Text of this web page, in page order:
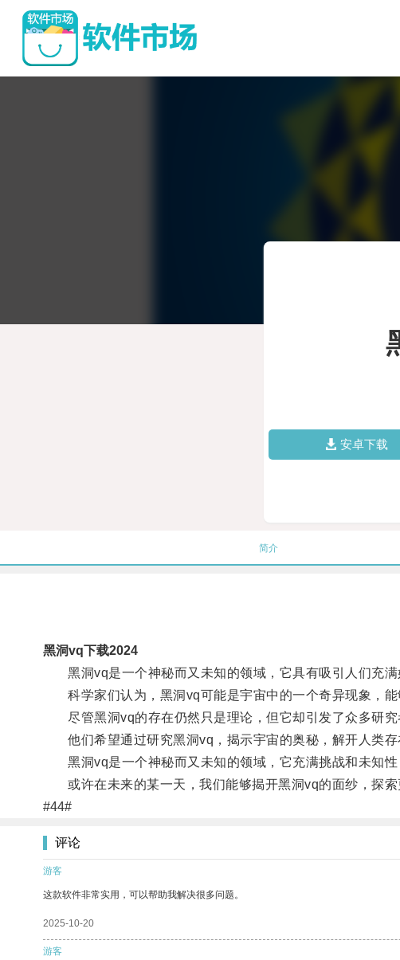
安卓下载
简介
黑洞vq下载2024
黑洞vq是一个神秘而又未知的领域，它具有吸引人们充满
科学家们认为，黑洞vq可能是宇宙中的一个奇异现象，能
尽管黑洞vq的存在仍然只是理论，但它却引发了众多研究
他们希望通过研究黑洞vq，揭示宇宙的奥秘，解开人类存
黑洞vq是一个神秘而又未知的领域，它充满挑战和未知性
或许在未来的某一天，我们能够揭开黑洞vq的面纱，探索
#44#
评论
游客
这款软件非常实用，可以帮助我解决很多问题。
2025-10-20
游客